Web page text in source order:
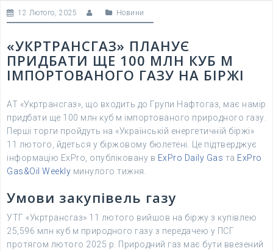
12 Лютого, 2025 Новини
«УКРТРАНСГАЗ» ПЛАНУЄ
ПРИДБАТИ ЩЕ 100 МЛН КУБ М
ІМПОРТОВАНОГО ГАЗУ НА БІРЖІ
АТ «Укртрансгаз», що входить до Групи Нафтогаз, має намір
придбати ще 100 млн куб м імпортованого природного газу.
Перші торги пройдуть на «Українській енергетичній біржі»
11 лютого, йдеться у біржовому бюлетені. Це підтверджує
інформацію ExPro, опубліковану в ExPro Daily Gas та ExPro
Gas&Oil Weekly минулого тижня.
Умови закупівель газу
УТГ «Укртрансгаз» 11 лютого вийшов на біржу з купівлею
25,596 млн куб м природного газу з передачею у ПСГ
протягом лютого 2025 р. Природний газ має бути ввезений